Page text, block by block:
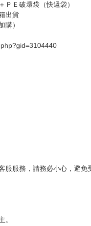
假日）
壞袋（快遞袋）
Ｅ破壞袋（快遞袋）
貨
購）